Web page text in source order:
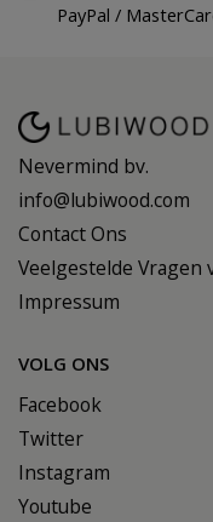
PayPal /
Nevermind bv.
info@lubiwood.com
Contact Ons
Veelgestelde Vragen
Impressum
VOLG ONS
Facebook
Twitter
Instagram
Youtube